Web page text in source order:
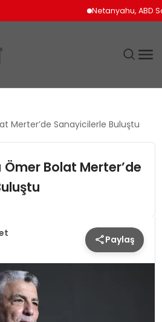
Netanyahu, ABD
Merter’de Sanayicilerle Buluştu
Ömer Bolat Merter’de
Paylaş